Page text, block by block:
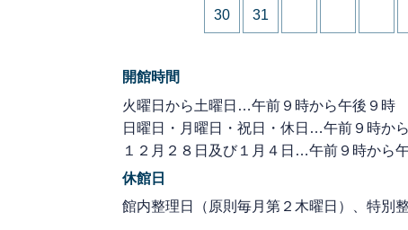
30 31
開館時間
火曜日から土曜日…午前９時から午後９時
日曜日・月曜日・祝日・休日…午前９時か
１２月２８日及び１月４日…午前９時から
休館日
館内整理日（原則毎月第２木曜日）、特別